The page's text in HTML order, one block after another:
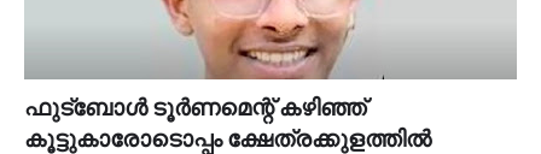
ഫുട്ബോൾ ടൂർണമെന്റ് കഴിഞ്ഞ്
കൂട്ടുകാരോടൊപ്പം ക്ഷേത്രക്കുളത്തിൽ